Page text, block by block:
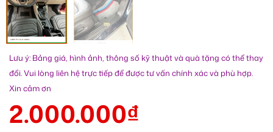
Lưu ý: Bảng giá, hình ảnh, thông số kỹ thuật và quà tặng có thể thay
đổi. Vui lòng liên hệ trực tiếp để được tư vấn chính xác và phù hợp.
Xin cảm ơn
2.000.000₫